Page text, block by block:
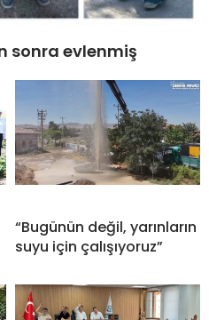
sonra evlenmiş
“Bugünün değil, yarınların
suyu için çalışıyoruz”